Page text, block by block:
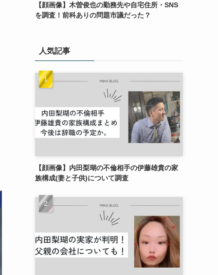
【顔画像】木曽俊也の勤務先や自宅住所・SNS
を調査！前科ありの問題市議だった？
人気記事
【顔画像】内田梨瑚の不倫相手の伊藤雄貴の家
族構成(妻と子供)について調査